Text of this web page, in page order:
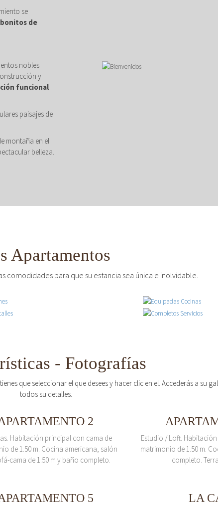
se
de
nobles
y
funcional
paisajes de
montaña en el
belleza.
Apartamentos
comodidades para que su estancia sea única e inolvidable.
- Fotografías
que seleccionar el que desees y hacer clic en el. Accederás a su
todos su detalles.
2
Habitación principal con cama de
de 1.50 m. Cocina americana, salón
cama de 1.50 m y baño completo.
Estudio / Loft.
matrimonio de 1.50 m.
completo.
5 LA